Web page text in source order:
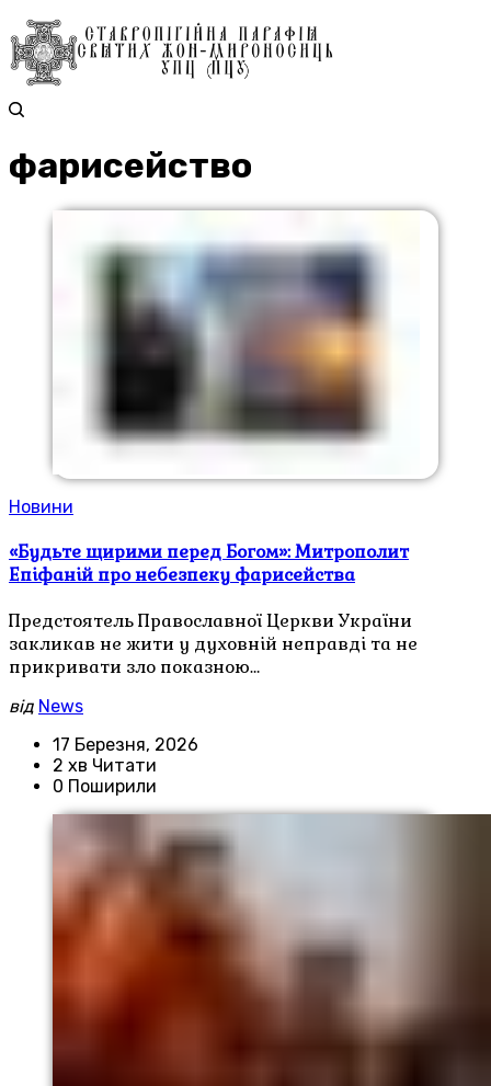
фарисейство
Новини
«Будьте щирими перед Богом»: Митрополит
Епіфаній про небезпеку фарисейства
Предстоятель Православної Церкви України
закликав не жити у духовній неправді та не
прикривати зло показною…
від News
17 Березня, 2026
2 хв Читати
0 Поширили